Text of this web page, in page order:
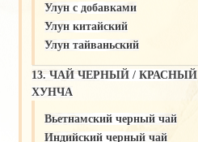
Улун c добавками
Улун китайский
Улун тайваньский
13. ЧАЙ ЧЕРНЫЙ / КРАСНЫЙ
ХУНЧА
Вьетнамский черный чай
Индийский черный чай